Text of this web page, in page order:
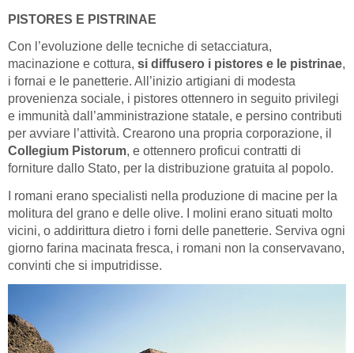
PISTORES E PISTRINAE
Con l’evoluzione delle tecniche di setacciatura,
macinazione e cottura, si diffusero i pistores e le pistrinae,
i fornai e le panetterie. All’inizio artigiani di modesta
provenienza sociale, i pistores ottennero in seguito privilegi
e immunità dall’amministrazione statale, e persino contributi
per avviare l’attività. Crearono una propria corporazione, il
Collegium Pistorum, e ottennero proficui contratti di
forniture dallo Stato, per la distribuzione gratuita al popolo.
I romani erano specialisti nella produzione di macine per la
molitura del grano e delle olive. I molini erano situati molto
vicini, o addirittura dietro i forni delle panetterie. Serviva ogni
giorno farina macinata fresca, i romani non la conservavano,
convinti che si imputridisse.